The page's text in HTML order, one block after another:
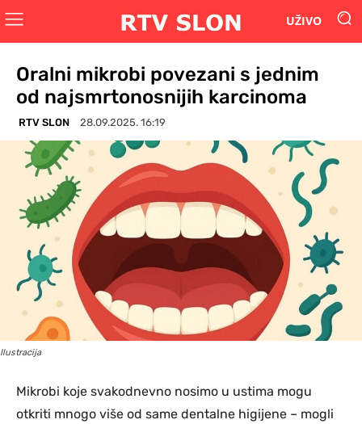
UŽIVO
Oralni mikrobi povezani s jednim
od najsmrtonosnijih karcinoma
RTV SLON 28.09.2025. 16:19
Ilustracija
Mikrobi koje svakodnevno nosimo u ustima mogu
otkriti mnogo više od same dentalne higijene – mogli